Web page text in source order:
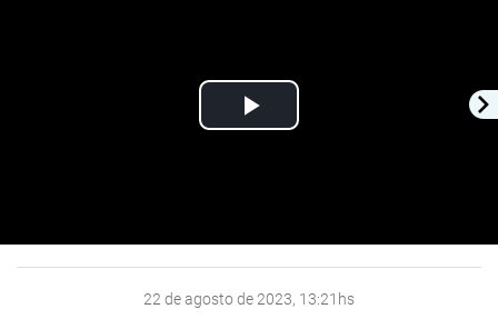
Play
22 de agosto de 2023, 13:21hs